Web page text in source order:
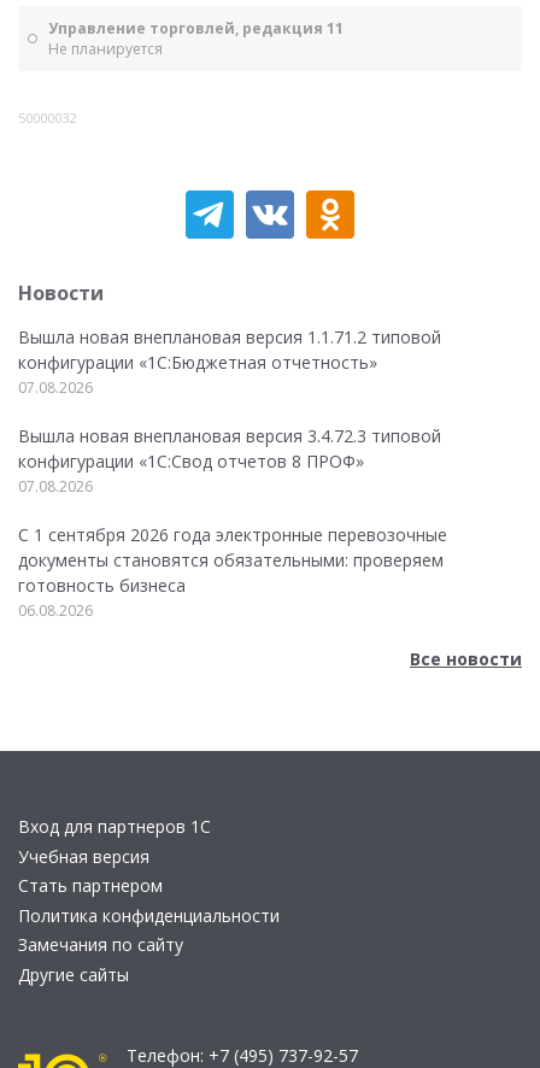
Управление торговлей, редакция 11
Не планируется
50000032
Новости
Вышла новая внеплановая версия 1.1.71.2 типовой
конфигурации «1C:Бюджетная отчетность»
07.08.2026
Вышла новая внеплановая версия 3.4.72.3 типовой
конфигурации «1C:Свод отчетов 8 ПРОФ»
07.08.2026
С 1 сентября 2026 года электронные перевозочные
документы становятся обязательными: проверяем
готовность бизнеса
06.08.2026
Все новости
Вход для партнеров 1С
Учебная версия
Стать партнером
Политика конфиденциальности
Замечания по сайту
Другие сайты
Телефон: +7 (495) 737-92-57